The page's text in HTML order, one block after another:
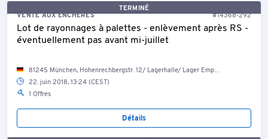
TERMINÉ
VENTE AUX ENCHÈRES
#14368-292
Lot de rayonnages à palettes - enlèvement après RS -
éventuellement pas avant mi-juillet
81245 München, Hohenrechbergstr. 12/ Lagerhalle/ Lager Empore
22. juin 2018, 13:24 (CEST)
1 Offres
Détails